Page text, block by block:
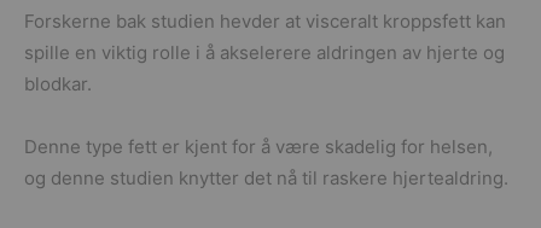
Forskerne bak studien hevder at visceralt kroppsfett kan
spille en viktig rolle i å akselerere aldringen av hjerte og
blodkar.
Denne type fett er kjent for å være skadelig for helsen,
og denne studien knytter det nå til raskere hjertealdring.